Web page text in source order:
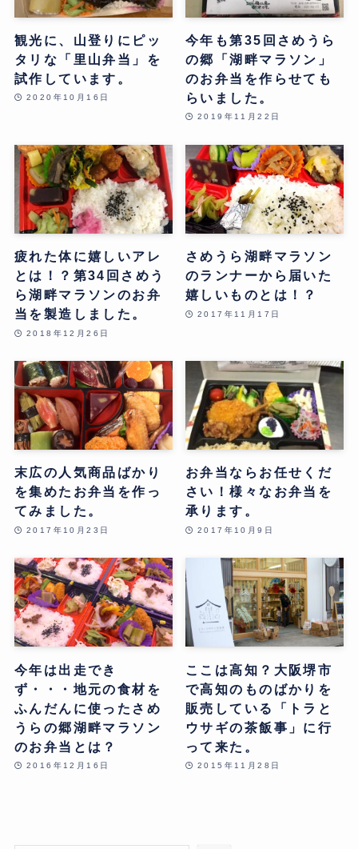
観光に、山登りにピッ
タリな「里山弁当」を
試作しています。
2020年10月16日
今年も第35回さめうら
の郷「湖畔マラソン」
のお弁当を作らせても
らいました。
2019年11月22日
疲れた体に嬉しいアレ
とは！？第34回さめう
ら湖畔マラソンのお弁
当を製造しました。
2018年12月26日
さめうら湖畔マラソン
のランナーから届いた
嬉しいものとは！？
2017年11月17日
末広の人気商品ばかり
を集めたお弁当を作っ
てみました。
2017年10月23日
お弁当ならお任せくだ
さい！様々なお弁当を
承ります。
2017年10月9日
今年は出走でき
ず・・・地元の食材を
ふんだんに使ったさめ
うらの郷湖畔マラソン
のお弁当とは？
2016年12月16日
ここは高知？大阪堺市
で高知のものばかりを
販売している「トラと
ウサギの茶飯事」に行
って来た。
2015年11月28日